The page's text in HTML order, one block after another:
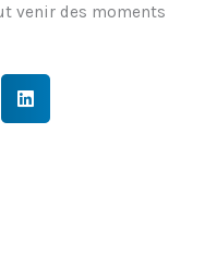
venir des moments